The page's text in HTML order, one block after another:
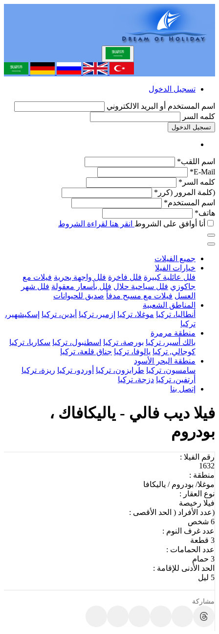
تسجيل الدخول
اسم المستخدم أو البريد الالكتروني
كلمه السر
تسجيل الدخول
اسم اللقب*
E-Mail*
كلمه السر*
(كلمة المرور (كرر*
اسم المستخدم*
هاتف*
أنا أوافق على الشروط انقر هنا لقراءة الشروط
جميع الفيلات
خيارات الفيلا
فلل عائلية كبيرة فلل فاخرة فلل واجهة بحرية فيلات مع
جاكوزي فلل سياحية حلال فلل بأسعار معقولة فلل شهر
العسل فيلات مع مسبح مدفأ صديق للحيوانات
المناطق الشعبية
أنطاليا، تركيا موغلا، تركيا إزمير، تركيا أيدين، تركيا إسكيشهير،
تركيا
منطقة مرمرة
بالك أسير، تركيا بورصة، تركيا اسطنبول، تركيا سكاريا، تركيا
كوجالي, تركيا يالوفا، تركيا جناق قلعة، تركيا
منطقة البحر الأسود
سامسون، تركيا طرابزون، تركيا أوردو، تركيا ريزة، تركيا
أرتفين، تركيا دزجة، تركيا
إتصل بنا
فيلا ديب فالي - ياليكافاك ،
بودروم
رقم الفيلا :
1632
منطقة :
موغلا/ بودروم / ياليكافا
نوع العقار :
فيلا رخيصة
(عدد الأفراد ( الحد الأقصى :
6 شخص
عدد غرف النوم :
3 قطعة
عدد الحمامات :
3 حمام
الحد الأدنى للإقامة :
5 ليل
مشاركة